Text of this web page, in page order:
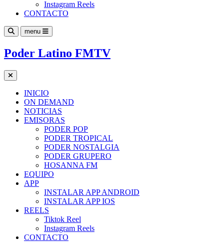
Instagram Reels
CONTACTO
menu
Poder Latino FMTV
INICIO
ON DEMAND
NOTICIAS
EMISORAS
PODER POP
PODER TROPICAL
PODER NOSTALGIA
PODER GRUPERO
HOSANNA FM
EQUIPO
APP
INSTALAR APP ANDROID
INSTALAR APP IOS
REELS
Tiktok Reel
Instagram Reels
CONTACTO